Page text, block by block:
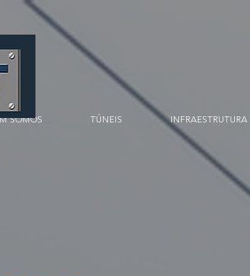
SOMOS TÚNEIS INFRAESTRUTURA